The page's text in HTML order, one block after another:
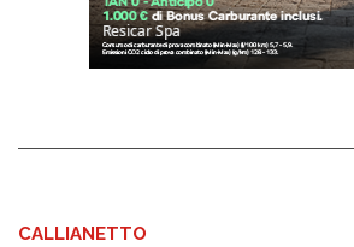
CALLIANETTO